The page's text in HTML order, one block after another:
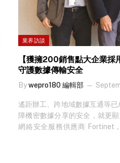
侵 另外，GOIP Aula 支援
NGFW (New Generation
WAN 更提供高保安程度，採
程，保護資料免受黑客入侵，
管理，亦支持多線路組合：
resilience，大大減低運維成本
（source）分流。現時的應用
專線（last-mile）收費較貴，
花錢購買其他服務，能大大節
Gary 特別提到，SD-WAN 結
業界訪談
【獲擁200銷售點大企業
守護數據傳輸安全
Bywepro180 編輯部
遙距辦工、跨地域數據互通等
障機密數據分享的安全，就更
網絡安全服務供應商 Fortinet